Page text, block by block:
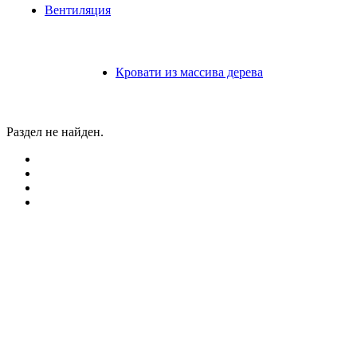
Вентиляция
Кровати из массива дерева
Раздел не найден.